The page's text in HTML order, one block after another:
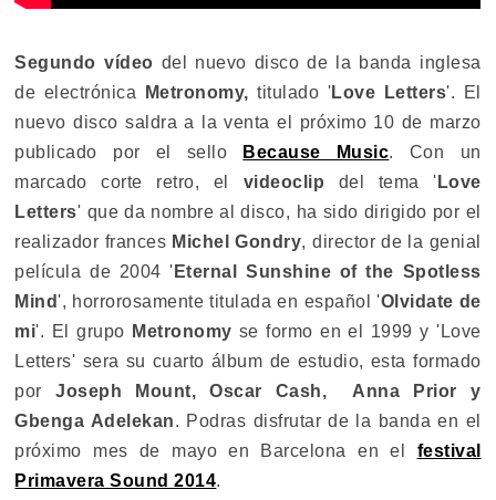
Segundo vídeo del nuevo disco de la banda inglesa
de electrónica
Metronomy, titulado 'Love Letters'. El
nuevo disco saldra a la venta el próximo 10 de marzo
publicado por el sello
Because Music. Con un
marcado corte retro, el videoclip del tema ' Love
Letters' que da nombre al disco, ha sido dirigido por el
realizador frances Michel Gondry, director de la genial
película de 2004 ' Eternal Sunshine of the Spotless
Mind', horrorosamente titulada en español 'Olvidate de
mi'. El grupo Metronomy se formo en el 1999 y 'Love
Letters' sera su cuarto álbum de estudio, esta formado
porJoseph Mount, Oscar Cash, Anna Prior y
Gbenga Adelekan. Podras disfrutar de la banda en el
próximo mes de mayo en Barcelona en el festival
Primavera Sound 2014.